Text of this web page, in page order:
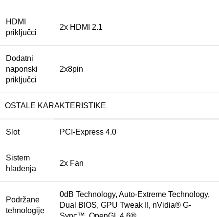
HDMI
priključci
2x HDMI 2.1
Dodatni
naponski
priključci
2x8pin
OSTALE KARAKTERISTIKE
Slot PCI-Express 4.0
Sistem
hlađenja
2x Fan
Podržane
tehnologije
0dB Technology, Auto-Extreme Technology,
Dual BIOS, GPU Tweak II, nVidia® G-